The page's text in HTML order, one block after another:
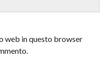
web in questo browser